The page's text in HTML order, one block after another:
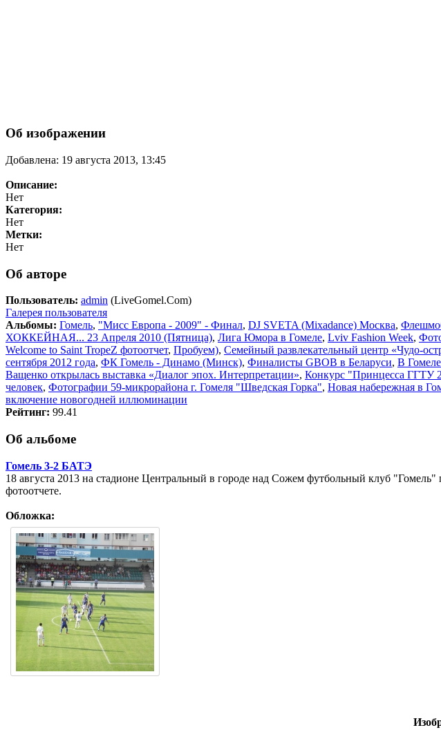
Об изображении
Добавлена: 19 августа 2013, 13:45
Описание:
Нет
Категория:
Нет
Метки:
Нет
Об авторе
Пользователь: admin (LiveGomel.Com)
Галерея пользователя
Альбомы: Гомель, "Мисс Европа - 2009" - Финал, DJ SVETA (Mixadance) Москва,
ХОККЕЙНАЯ... 23 Апреля 2010 (Пятница), Лига Юмора в Гомеле, Lviv Fashion Week,
Welcome to Saint TropeZ фотоотчет, Пробуем), Семейный развлекательный центр «Чудо-
сентября 2012 года, ФК Гомель - Динамо (Минск), Финалисты GBOB в Беларуси, В
Ващенко открылась выставка «Диалог эпох. Интерпретации», Конкурс "Принцесса ГГТУ
человек, Фотографии 59-микрорайона г. Гомеля "Шведская Горка", Новая набережная в
включение новогодней иллюминации
Рейтинг: 99.41
Об альбоме
Гомель 3-2 БАТЭ
18 августа 2013 на стадионе Центральный в городе над Сожем футбольный клуб
фотоотчете.
Обложка: